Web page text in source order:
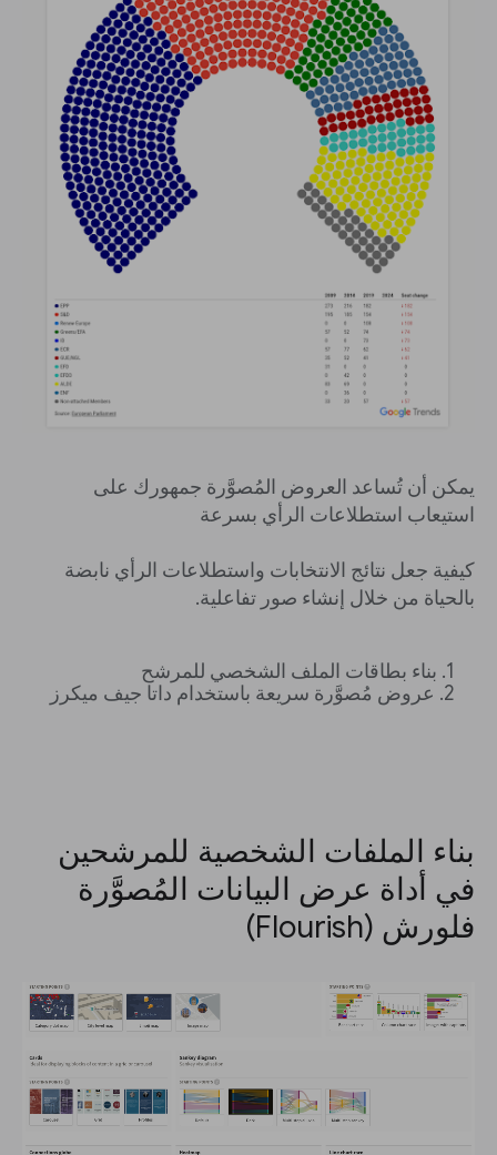
يمكن أن تُساعد العروض المُصوَّرة جمهورك على
استيعاب استطلاعات الرأي بسرعة
كيفية جعل نتائج الانتخابات واستطلاعات الرأي نابضة
بالحياة من خلال إنشاء صور تفاعلية.
بناء بطاقات الملف الشخصي للمرشح
عروض مُصوَّرة سريعة باستخدام داتا جيف ميكرز
بناء الملفات الشخصية للمرشحين
في أداة عرض البيانات المُصوَّرة
فلورش (Flourish)